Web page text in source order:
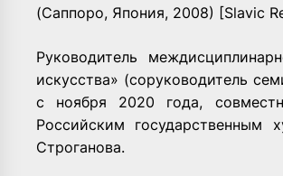
(Саппоро, Япония, 2008) [Slavic
Руководитель
искусства» (соруководитель
с ноября 2020 года,
Российским государственным
Строганова.